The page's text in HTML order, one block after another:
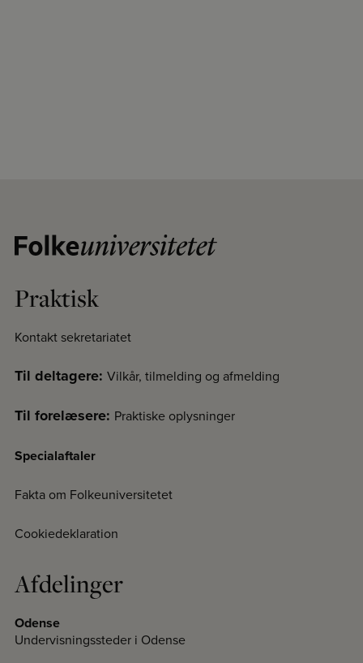
Praktisk
Kontakt sekretariatet
Til deltagere: Vilkår, tilmelding og afmelding
Til forelæsere: Praktiske oplysninger
Specialaftaler
Fakta om Folkeuniversitetet
Cookiedeklaration
Afdelinger
Odense
Undervisningssteder i Odense